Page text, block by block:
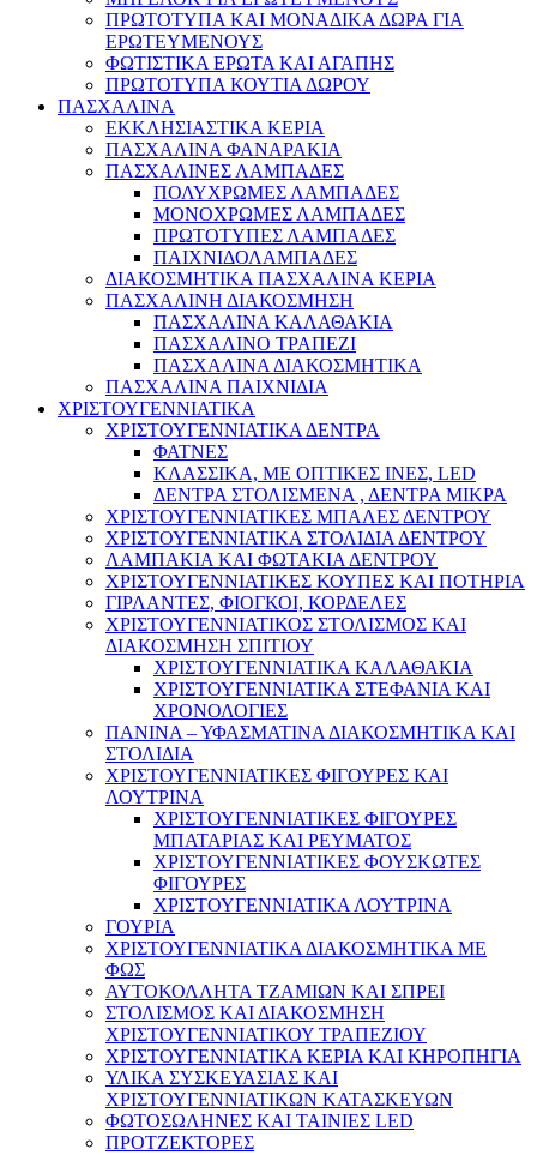
ΠΡΩΤΟΤΥΠΑ ΚΑΙ ΜΟΝΑΔΙΚΑ ΔΩΡΑ ΓΙΑ
ΕΡΩΤΕΥΜΕΝΟΥΣ
ΦΩΤΙΣΤΙΚΑ ΕΡΩΤΑ ΚΑΙ ΑΓΑΠΗΣ
ΠΡΩΤΟΤΥΠΑ ΚΟΥΤΙΑ ΔΩΡΟΥ
ΠΑΣΧΑΛΙΝΑ
ΕΚΚΛΗΣΙΑΣΤΙΚΑ ΚΕΡΙΑ
ΠΑΣΧΑΛΙΝΑ ΦΑΝΑΡΑΚΙΑ
ΠΑΣΧΑΛΙΝΕΣ ΛΑΜΠΑΔΕΣ
ΠΟΛΥΧΡΩΜΕΣ ΛΑΜΠΑΔΕΣ
ΜΟΝΟΧΡΩΜΕΣ ΛΑΜΠΑΔΕΣ
ΠΡΩΤΟΤΥΠΕΣ ΛΑΜΠΑΔΕΣ
ΠΑΙΧΝΙΔΟΛΑΜΠΑΔΕΣ
ΔΙΑΚΟΣΜΗΤΙΚΑ ΠΑΣΧΑΛΙΝΑ ΚΕΡΙΑ
ΠΑΣΧΑΛΙΝΗ ΔΙΑΚΟΣΜΗΣΗ
ΠΑΣΧΑΛΙΝΑ ΚΑΛΑΘΑΚΙΑ
ΠΑΣΧΑΛΙΝΟ ΤΡΑΠΕΖΙ
ΠΑΣΧΑΛΙΝΑ ΔΙΑΚΟΣΜΗΤΙΚΑ
ΠΑΣΧΑΛΙΝΑ ΠΑΙΧΝΙΔΙΑ
ΧΡΙΣΤΟΥΓΕΝΝΙΑΤΙΚΑ
ΧΡΙΣΤΟΥΓΕΝΝΙΑΤΙΚΑ ΔΕΝΤΡΑ
ΦΑΤΝΕΣ
ΚΛΑΣΣΙΚΑ, ΜΕ ΟΠΤΙΚΕΣ ΙΝΕΣ, LED
ΔΕΝΤΡΑ ΣΤΟΛΙΣΜΕΝΑ , ΔΕΝΤΡΑ ΜΙΚΡΑ
ΧΡΙΣΤΟΥΓΕΝΝΙΑΤΙΚΕΣ ΜΠΑΛΕΣ ΔΕΝΤΡΟΥ
ΧΡΙΣΤΟΥΓΕΝΝΙΑΤΙΚΑ ΣΤΟΛΙΔΙΑ ΔΕΝΤΡΟΥ
ΛΑΜΠΑΚΙΑ ΚΑΙ ΦΩΤΑΚΙΑ ΔΕΝΤΡΟΥ
ΧΡΙΣΤΟΥΓΕΝΝΙΑΤΙΚΕΣ ΚΟΥΠΕΣ ΚΑΙ ΠΟΤΗΡΙΑ
ΓΙΡΛΑΝΤΕΣ, ΦΙΟΓΚΟΙ, ΚΟΡΔΕΛΕΣ
ΧΡΙΣΤΟΥΓΕΝΝΙΑΤΙΚΟΣ ΣΤΟΛΙΣΜΟΣ ΚΑΙ
ΔΙΑΚΟΣΜΗΣΗ ΣΠΙΤΙΟΥ
ΧΡΙΣΤΟΥΓΕΝΝΙΑΤΙΚΑ ΚΑΛΑΘΑΚΙΑ
ΧΡΙΣΤΟΥΓΕΝΝΙΑΤΙΚΑ ΣΤΕΦΑΝΙΑ ΚΑΙ
ΧΡΟΝΟΛΟΓΙΕΣ
ΠΑΝΙΝΑ – ΥΦΑΣΜΑΤΙΝΑ ΔΙΑΚΟΣΜΗΤΙΚΑ ΚΑΙ
ΣΤΟΛΙΔΙΑ
ΧΡΙΣΤΟΥΓΕΝΝΙΑΤΙΚΕΣ ΦΙΓΟΥΡΕΣ ΚΑΙ
ΛΟΥΤΡΙΝΑ
ΧΡΙΣΤΟΥΓΕΝΝΙΑΤΙΚΕΣ ΦΙΓΟΥΡΕΣ
ΜΠΑΤΑΡΙΑΣ ΚΑΙ ΡΕΥΜΑΤΟΣ
ΧΡΙΣΤΟΥΓΕΝΝΙΑΤΙΚΕΣ ΦΟΥΣΚΩΤΕΣ
ΦΙΓΟΥΡΕΣ
ΧΡΙΣΤΟΥΓΕΝΝΙΑΤΙΚΑ ΛΟΥΤΡΙΝΑ
ΓΟΥΡΙΑ
ΧΡΙΣΤΟΥΓΕΝΝΙΑΤΙΚΑ ΔΙΑΚΟΣΜΗΤΙΚΑ ΜΕ
ΦΩΣ
ΑΥΤΟΚΟΛΛΗΤΑ ΤΖΑΜΙΩΝ ΚΑΙ ΣΠΡΕΙ
ΣΤΟΛΙΣΜΟΣ ΚΑΙ ΔΙΑΚΟΣΜΗΣΗ
ΧΡΙΣΤΟΥΓΕΝΝΙΑΤΙΚΟΥ ΤΡΑΠΕΖΙΟΥ
ΧΡΙΣΤΟΥΓΕΝΝΙΑΤΙΚΑ ΚΕΡΙΑ ΚΑΙ ΚΗΡΟΠΗΓΙΑ
ΥΛΙΚΑ ΣΥΣΚΕΥΑΣΙΑΣ ΚΑΙ
ΧΡΙΣΤΟΥΓΕΝΝΙΑΤΙΚΩΝ ΚΑΤΑΣΚΕΥΩΝ
ΦΩΤΟΣΩΛΗΝΕΣ ΚΑΙ ΤΑΙΝΙΕΣ LED
ΠΡΟΤΖΕΚΤΟΡΕΣ